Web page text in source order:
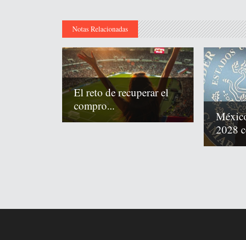
Notas Relacionadas
El reto de recuperar el
compro...
2028